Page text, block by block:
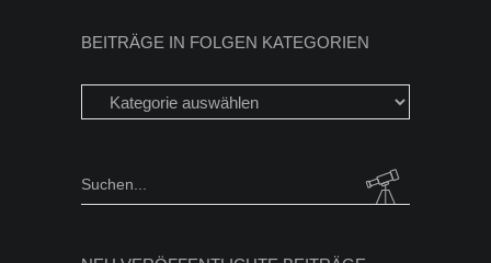
BEITRÄGE IN FOLGEN KATEGORIEN
Beiträge
in
Kategorien
Search